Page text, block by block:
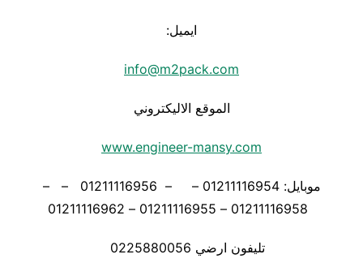
ايميل:
info@m2pack.com
الموقع الاليكتروني
www.engineer-mansy.com
موبايل: 01211116954 – – 01211116956 – –
تليفون ارضي 0225880056